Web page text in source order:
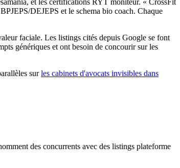
DEJEPS et le schema bio coach. Chaque
faciale. Les listings cités depuis Google se font
génériques et ont besoin de concourir sur les
surles cabinets d'avocats invisibles dans
des concurrents avec des listings plateforme